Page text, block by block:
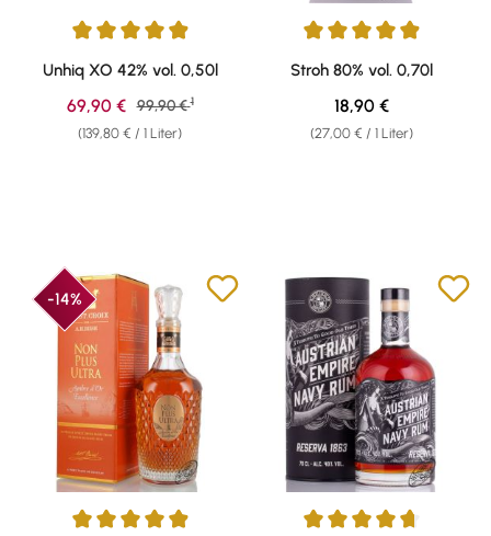
Durchschnittliche Bewertung von 4.88 von 5 Sternen
Unhiq XO 42% vol. 0,50l
(139,80 € / 1 Liter)
Verkaufspreis:
69,90 € Regulärer Preis:
99,90 € 1
Durchschnittliche Bewertung
Stroh 80% vol. 0,70l
(27,00 € / 1 Liter)
Regulärer Preis:
18,90 €
-14%